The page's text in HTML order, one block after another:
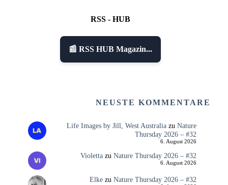
RSS - HUB
📰 RSS HUB Magazin...
NEUSTE KOMMENTARE
Life Images by Jill, West Australiazu Nature
Thursday 2026 – #32
6. August 2026
Violettazu Nature Thursday 2026 – #32
6. August 2026
Elkezu Nature Thursday 2026 – #32